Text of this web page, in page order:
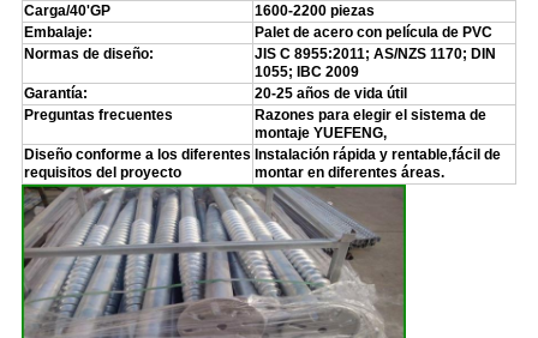
Carga/40'GP
1600-2200 piezas
Embalaje:
Palet de acero con película de PVC
Normas de diseño:
JIS C 8955:2011; AS/NZS 1170; DIN
1055; IBC 2009
Garantía:
20-25 años de vida útil
Preguntas frecuentes
Razones para elegir el sistema de
montaje YUEFENG,
Diseño conforme a los diferentes
requisitos del proyecto
Instalación rápida y rentable,fácil de
montar en diferentes áreas.